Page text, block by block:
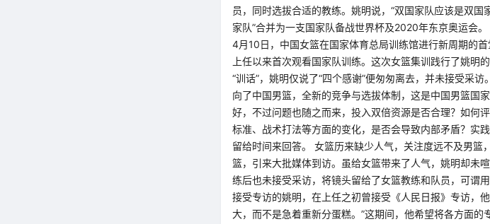
员，同时选拔合适的教练。姚明说，“双国家队应该是双
家队”合并为一支国家队备战世界杯及2020年东京奥运会
4月10日，中国女篮在国家体育总局训练馆进行新周期的
上任以来首次观看国家队训练。这次女篮集训践行了姚
“训话”，姚明仅说了“四个感谢”便匆匆离去，并未接受采
向了中国男篮，全新的竞争与选拔体制，这是中国男篮国
好，不过问题也随之而来，投入双倍资源是否合理？如何
标准、战术打法等方面的变化，是否会导致内部矛盾？实
留给时间来回答。 女篮历来缺少人气，关注度远不及男篮
篮，引来大批媒体到访。虽给女篮带来了人气，姚明却未
练后也未接受采访，将镜头留给了女篮教练和队员，可谓
接受专访的姚明，在上任之初曾接受《人民日报》专访，
大，而不是急着重新分蛋糕。”这期间，他希望将各方面